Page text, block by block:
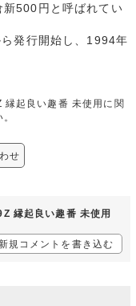
500円と呼ばれてい
発行開始し、1994年
起良い趣番 未使用に関
せ
縁起良い趣番 未使用
規コメントを書き込む